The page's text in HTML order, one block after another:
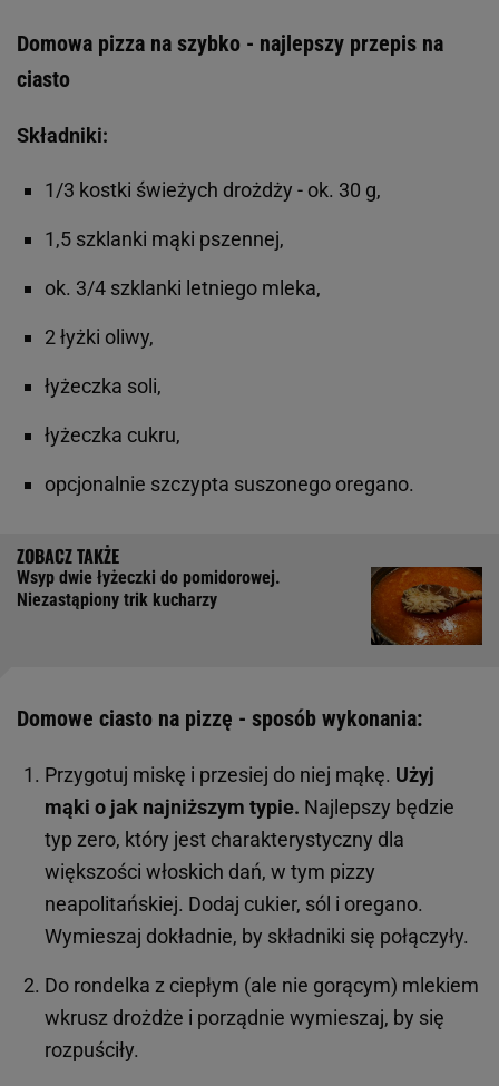
Domowa pizza na szybko - najlepszy przepis na
ciasto
Składniki:
1/3 kostki świeżych drożdży - ok. 30 g,
1,5 szklanki mąki pszennej,
ok. 3/4 szklanki letniego mleka,
2 łyżki oliwy,
łyżeczka soli,
łyżeczka cukru,
opcjonalnie szczypta suszonego oregano.
Wsyp dwie łyżeczki do pomidorowej.
Niezastąpiony trik kucharzy
Domowe ciasto na pizzę - sposób wykonania:
Przygotuj miskę i przesiej do niej mąkę. Użyj
mąki o jak najniższym typie. Najlepszy będzie
typ zero, który jest charakterystyczny dla
większości włoskich dań, w tym pizzy
neapolitańskiej. Dodaj cukier, sól i oregano.
Wymieszaj dokładnie, by składniki się połączyły.
Do rondelka z ciepłym (ale nie gorącym) mlekiem
wkrusz drożdże i porządnie wymieszaj, by się
rozpuściły.